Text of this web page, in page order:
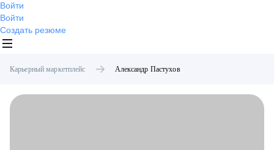
Войти
Войти
Создать резюме
Карьерный маркетплейс Александр Пастухов